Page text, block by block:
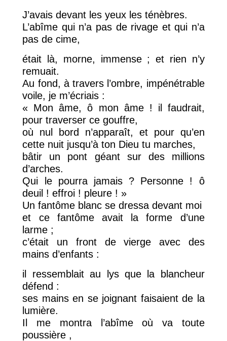
J’avais devant les yeux les ténèbres.
L’abîme qui n’a pas de rivage et qui n’a
pas de cime,
était là, morne, immense ; et rien n’y
remuait.
Au fond, à travers l’ombre, impénétrable
voile, je m’écriais :
« Mon âme, ô mon âme ! il faudrait,
pour traverser ce gouffre,
où nul bord n’apparaît, et pour qu’en
cette nuit jusqu’à ton Dieu tu marches,
bâtir un pont géant sur des millions
d’arches.
Qui le pourra jamais ? Personne ! ô
deuil ! effroi ! pleure ! »
Un fantôme blanc se dressa devant moi
et ce fantôme avait la forme d’une
larme ;
c’était un front de vierge avec des
mains d’enfants :
il ressemblait au lys que la blancheur
défend :
ses mains en se joignant faisaient de la
lumière.
Il me montra l’abîme où va toute
poussière ,